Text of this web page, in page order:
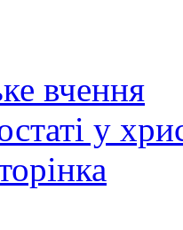
вчення
у